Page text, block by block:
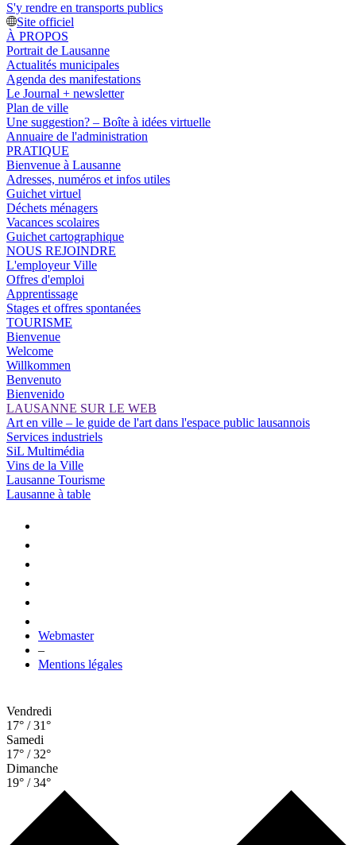
S'y rendre en transports publics
Site officiel
À PROPOS
Portrait de Lausanne
Actualités municipales
Agenda des manifestations
Le Journal + newsletter
Plan de ville
Une suggestion? – Boîte à idées virtuelle
Annuaire de l'administration
PRATIQUE
Bienvenue à Lausanne
Adresses, numéros et infos utiles
Guichet virtuel
Déchets ménagers
Vacances scolaires
Guichet cartographique
NOUS REJOINDRE
L'employeur Ville
Offres d'emploi
Apprentissage
Stages et offres spontanées
TOURISME
Bienvenue
Welcome
Willkommen
Benvenuto
Bienvenido
LAUSANNE SUR LE WEB
Art en ville – le guide de l'art dans l'espace public lausannois
Services industriels
SiL Multimédia
Vins de la Ville
Lausanne Tourisme
Lausanne à table
Webmaster
–
Mentions légales
Vendredi
17° / 31°
Samedi
17° / 32°
Dimanche
19° / 34°